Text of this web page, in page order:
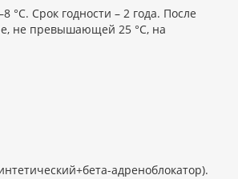
Срок годности – 2 года. После
не превышающей 25 °C, на
адреноблокатор).